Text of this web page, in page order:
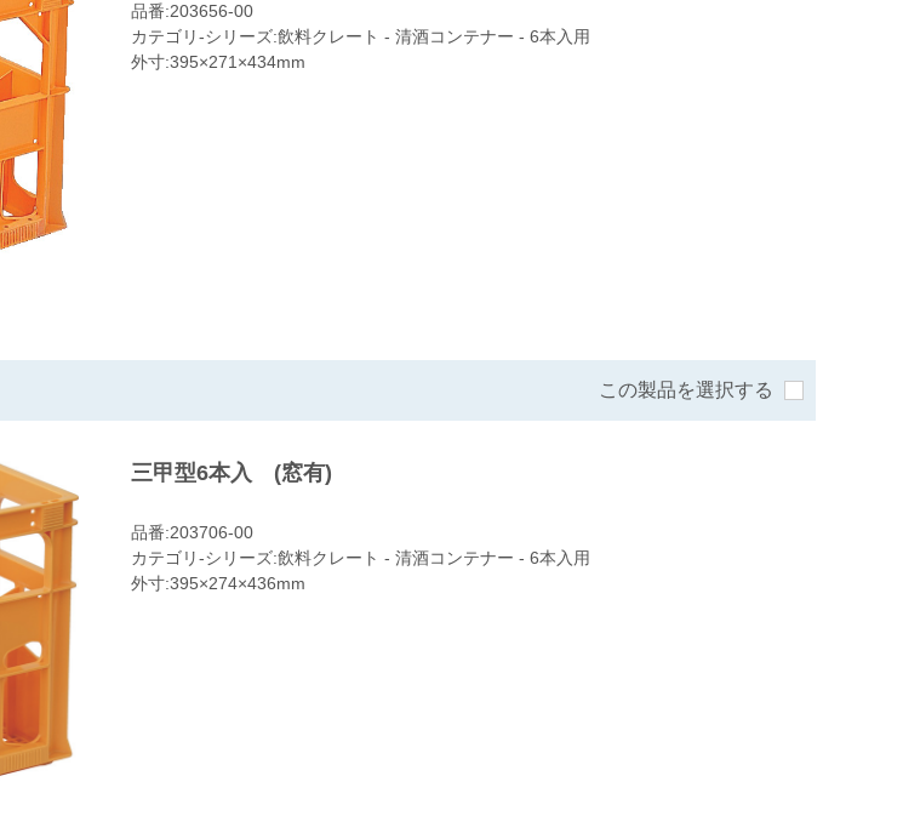
品番:203656-00
カテゴリ-シリーズ:飲料クレート - 清酒コンテナー - 6本入用
外寸:395×271×434mm
この製品を選択する
三甲型6本入 (窓有)
品番:203706-00
カテゴリ-シリーズ:飲料クレート - 清酒コンテナー - 6本入用
外寸:395×274×436mm